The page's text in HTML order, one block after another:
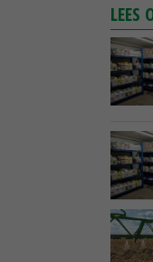
LEES